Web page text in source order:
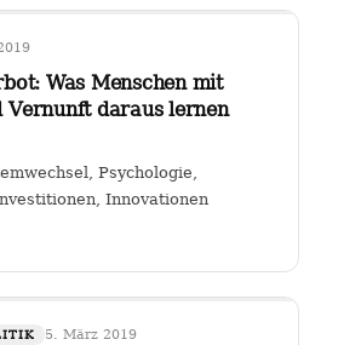
Was Menschen mit
Vernunft daraus lernen
Psychologie,
Innovationen
5. März 2019